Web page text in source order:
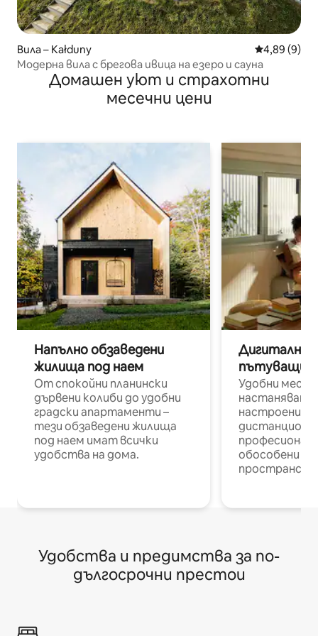
Вила – Kałduny Средна
4,89 (9)
Модерна вила с брегова ивица на езеро и сауна
Домашен уют и страхотни
месечни цени
Напълно обзаведени
жилища под наем
От спокойни планински
дървени колиби до удобни
градски апартаменти –
тези обзаведени жилища
под наем имат всички
удобства на дома.
Дигитални
пътуващи
Удобни
настаняване
настроени и
обособени
Удобства и предимства за по-
дългосрочни престои